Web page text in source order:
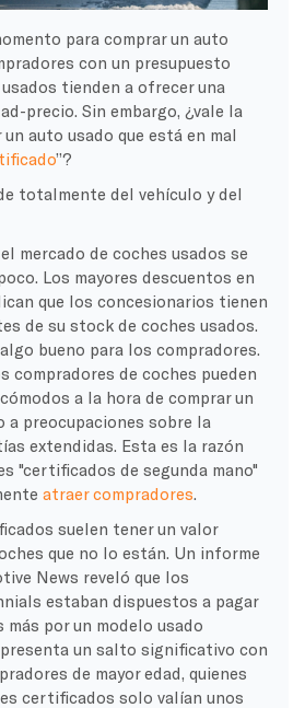
para comprar un auto
con un presupuesto
tienden a ofrecer una
precio. Sin embargo, ¿vale la
un auto usado que está en mal
”?
totalmente del vehículo y del
mercado de coches usados se
Los mayores descuentos en
que los concesionarios tienen
de su stock de coches usados.
bueno para los compradores.
compradores de coches pueden
a la hora de comprar un
a preocupaciones sobre la
extendidas. Esta es la razón
"certificados de segunda mano"
atraer compradores
suelen tener un valor
que no lo están. Un informe
News reveló que los
estaban dispuestos a pagar
por un modelo usado
un salto significativo con
de mayor edad, quienes
certificados solo valían unos